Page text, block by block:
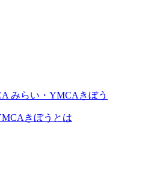
みらい・YMCAきぼう
きぼうとは